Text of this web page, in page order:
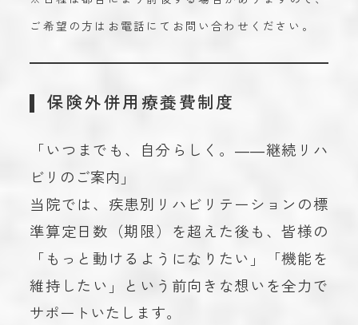
ご希望の方はお電話にてお問い合わせください。
保険外併用療養費制度
「いつまでも、自分らしく。――継続リハ
ビリのご案内」
当院では、疾患別リハビリテーションの標
準算定日数（期限）を超えた後も、皆様の
「もっと動けるようになりたい」「機能を
維持したい」という前向きな想いを全力で
サポートいたします。